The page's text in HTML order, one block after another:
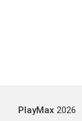
PlayMax 2026